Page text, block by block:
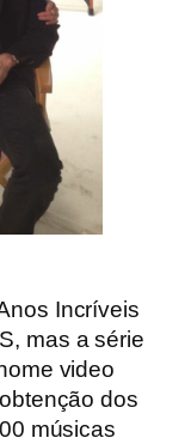
Incríveis
mas a série
video
dos
músicas